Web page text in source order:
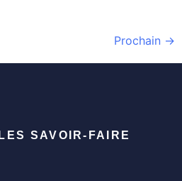
Prochain →
SAVOIR-FAIRE